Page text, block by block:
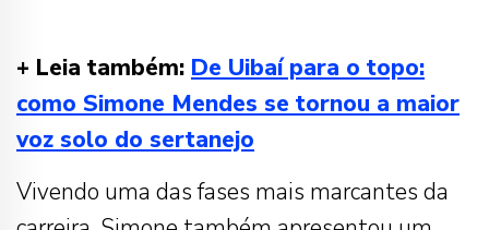
+ Leia também: De Uibaí para o topo:
como Simone Mendes se tornou a maior
voz solo do sertanejo
Vivendo uma das fases mais marcantes da